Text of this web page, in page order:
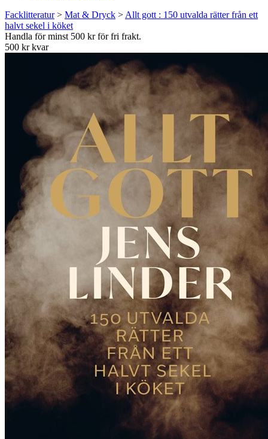
Facklitteratur> Mat & Dryck > Allt gott : 150 utvalda rätter från ett
halvt sekel i köket
Handla för minst 500 kr för fri frakt.
500 kr kvar